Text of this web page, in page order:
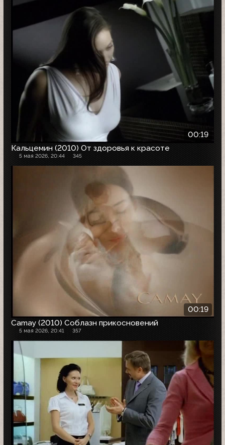
00:19
Кальцемин (2010) От здоровья к красоте
5 мая 2026, 20:44 345
00:19
Camay (2010) Соблазн прикосновений
5 мая 2026, 20:41 357